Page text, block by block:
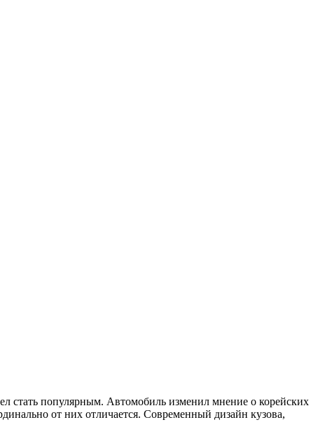
стать популярным. Автомобиль изменил мнение о корейских
от них отличается. Современный дизайн кузова,